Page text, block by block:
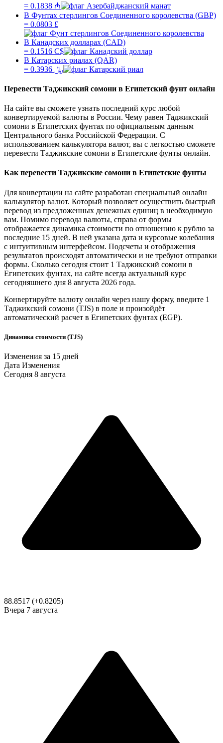
= 0.1838 ₼
В Фунтах стерлингов Соединенного королевства (GBP)
= 0.0803 £
В Канадских долларах (CAD)
= 0.1516 C$
В Катарских риалах (QAR)
= 0.3936 ﷼
Перевести Таджикский сомони в Египетский фунт онлайн
На сайте вы сможете узнать последний курс любой
конвертируемой валюты в России. Чему равен Таджикский
сомони в Египетских фунтах по официальным данным
Центрального банка Российской Федерации. С
использованием калькулятора валют, вы с легкостью сможете
перевести Таджикские сомони в Египетские фунты онлайн.
Как перевести Таджикские сомони в Египетские фунты
Для конвертации на сайте разработан специальный онлайн
калькулятор валют. Который позволяет осуществить быстрый
перевод из предложенных денежных единиц в необходимую
вам. Помимо перевода валюты, справа от формы
отображается динамика стоимости по отношению к рублю за
последние 15 дней. В ней указана дата и курсовые колебания
с интуитивным интерфейсом. Подсчеты и отображения
результатов происходят автоматически и не требуют отправки
формы. Сколько сегодня стоит 1 Таджикский сомони в
Египетских фунтах, на сайте всегда актуальный курс
сегодняшнего дня 8 августа 2026 года.
Конвертируйте валюту онлайн через нашу форму, введите 1
Таджикский сомони (TJS) в поле и произойдёт
автоматический расчет в Египетских фунтах (EGP).
Динамика стоимости (TJS)
Изменения за 15 дней
Дата Изменения
Сегодня 8 августа
88.8517 (+0.8205)
Вчера 7 августа